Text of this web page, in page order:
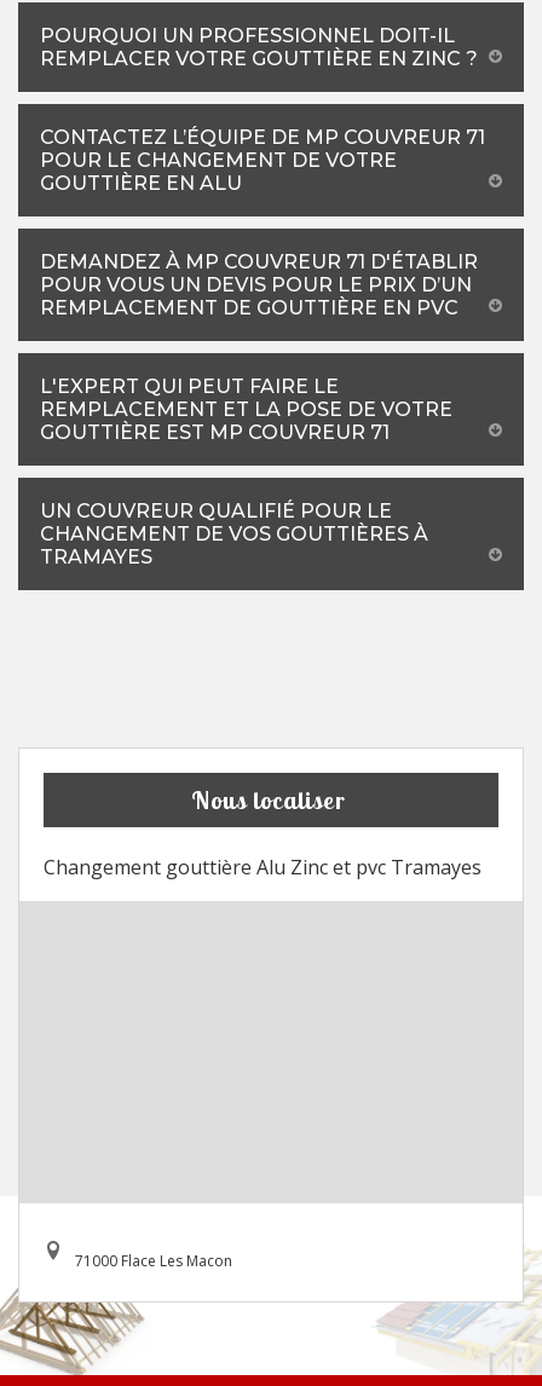
POURQUOI UN PROFESSIONNEL DOIT-IL
REMPLACER VOTRE GOUTTIÈRE EN ZINC ?
CONTACTEZ L’ÉQUIPE DE MP COUVREUR 71
POUR LE CHANGEMENT DE VOTRE
GOUTTIÈRE EN ALU
DEMANDEZ À MP COUVREUR 71 D'ÉTABLIR
POUR VOUS UN DEVIS POUR LE PRIX D’UN
REMPLACEMENT DE GOUTTIÈRE EN PVC
L'EXPERT QUI PEUT FAIRE LE
REMPLACEMENT ET LA POSE DE VOTRE
GOUTTIÈRE EST MP COUVREUR 71
UN COUVREUR QUALIFIÉ POUR LE
CHANGEMENT DE VOS GOUTTIÈRES À
TRAMAYES
Nous localiser
Changement gouttière Alu Zinc et pvc Tramayes
71000 Flace Les Macon